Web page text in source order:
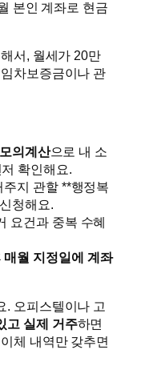
본인 계좌로 현금
서, 월세가 20만
차보증금이나 관
의계산으로 내 소
확인해요.
지 관할 **행정복
청해요.
요건과 중복 수혜
매월 지정일에 계좌
. 오피스텔이나 고
고 실제 거주하면
체 내역만 갖추면